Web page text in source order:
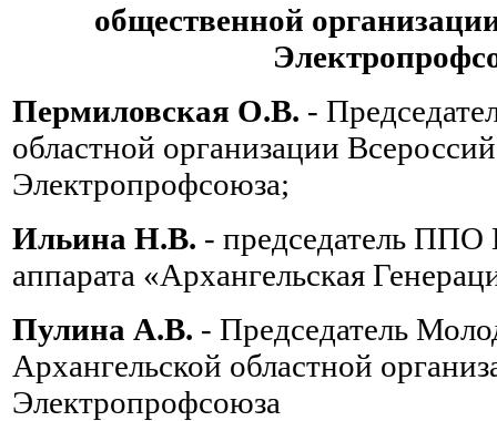
общественной
Пермиловская О.В. -
областной организации
Электропрофсоюза;
Ильина Н.В. - председатель ППО
аппарата «Архангельская
Пулина А.В. - Председатель
Архангельской областной
Электропрофсоюза